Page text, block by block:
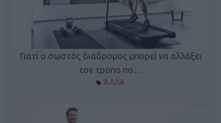
Γιατί ο σωστός διάδρομος μπορεί να αλλάξει
τον τρόπο πο…
ΆΛΛΑ